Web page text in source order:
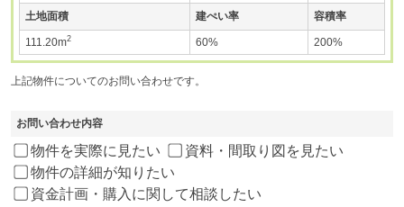
土地面積 建ぺい率 容積率
111.20m2 60% 200%
上記物件についてのお問い合わせです。
お問い合わせ内容
物件を実際に見たい
資料・間取り図を見たい
物件の詳細が知りたい
資金計画・購入に関して相談したい